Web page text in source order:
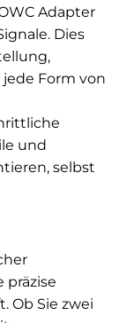
Adapter
Dies
Form von
und
selbst
präzise
Ob Sie zwei